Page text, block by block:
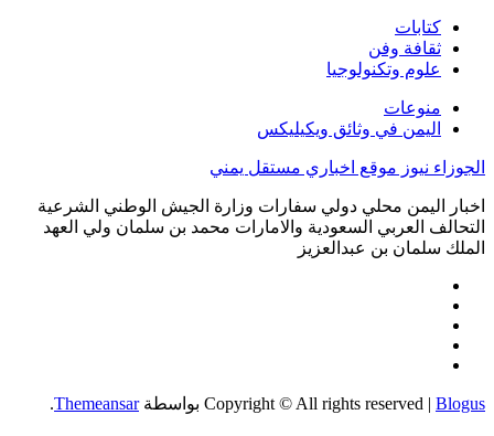
كتابات
ثقافة وفن
علوم وتكنولوجيا
منوعات
اليمن في وثائق ويكيليكس
الجوزاء نيوز موقع اخباري مستقل يمني
اخبار اليمن محلي دولي سفارات وزارة الجيش الوطني الشرعية
التحالف العربي السعودية والامارات محمد بن سلمان ولي العهد
الملك سلمان بن عبدالعزيز
Copyright © All rights reserved Blogus بواسطةThemeansar
.